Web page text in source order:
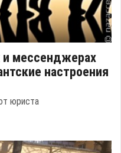
и мессенджерах
настроения
юриста